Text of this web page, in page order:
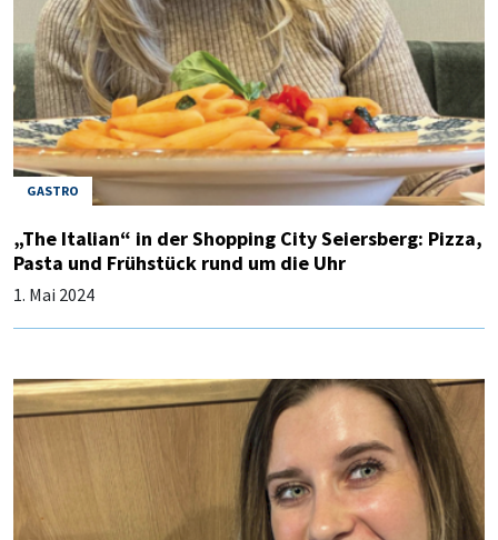
GASTRO
„The Italian“ in der Shopping City Seiersberg: Pizza,
Pasta und Frühstück rund um die Uhr
1. Mai 2024